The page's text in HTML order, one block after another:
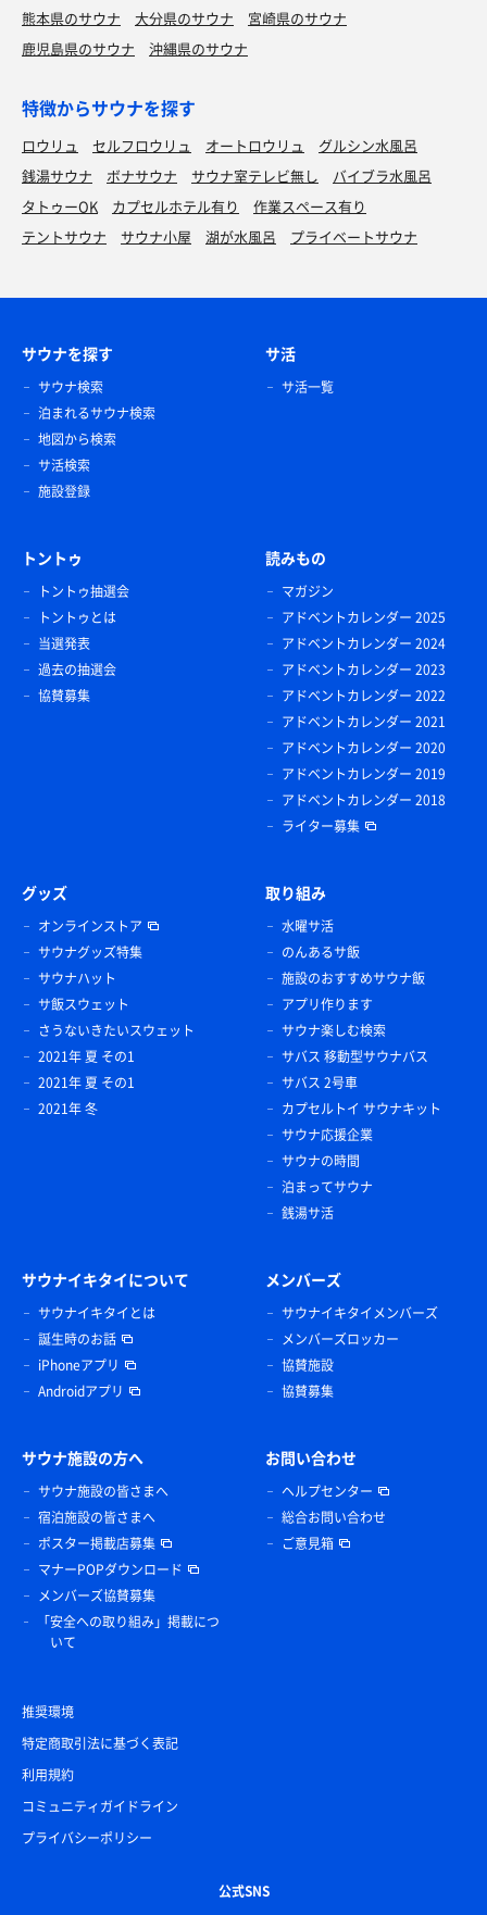
熊本県のサウナ
大分県のサウナ
宮崎県のサウナ
鹿児島県のサウナ
沖縄県のサウナ
特徴からサウナを探す
ロウリュ セルフロウリュ オートロウリュ
グルシン水風呂
銭湯サウナ
ボナサウナ サウナ室テレビ無し
バイブラ水風呂
タトゥーOK
カプセルホテル有り
作業スペース有り
テントサウナ
サウナ小屋 湖が水風呂 プライベートサウナ
サウナを探す
サウナ検索
泊まれるサウナ検索
地図から検索
サ活検索
施設登録
サ活
サ活一覧
トントゥ
トントゥ抽選会
トントゥとは
当選発表
過去の抽選会
協賛募集
読みもの
マガジン
アドベントカレンダー 2025
アドベントカレンダー 2024
アドベントカレンダー 2023
アドベントカレンダー 2022
アドベントカレンダー 2021
アドベントカレンダー 2020
アドベントカレンダー 2019
アドベントカレンダー 2018
ライター募集
グッズ
オンラインストア
サウナグッズ特集
サウナハット
サ飯スウェット
さうないきたいスウェット
2021年 夏 その1
2021年 夏 その1
2021年 冬
取り組み
水曜サ活
のんあるサ飯
施設のおすすめサウナ飯
アプリ作ります
サウナ楽しむ検索
サバス 移動型サウナバス
サバス 2号車
カプセルトイ サウナキット
サウナ応援企業
サウナの時間
泊まってサウナ
銭湯サ活
サウナイキタイについて
サウナイキタイとは
誕生時のお話
iPhoneアプリ
Androidアプリ
メンバーズ
サウナイキタイメンバーズ
メンバーズロッカー
協賛施設
協賛募集
サウナ施設の方へ
サウナ施設の皆さまへ
宿泊施設の皆さまへ
ポスター掲載店募集
マナーPOPダウンロード
メンバーズ協賛募集
「安全への取り組み」掲載につ
いて
お問い合わせ
ヘルプセンター
総合お問い合わせ
ご意見箱
推奨環境
特定商取引法に基づく表記
利用規約
コミュニティガイドライン
プライバシーポリシー
公式SNS